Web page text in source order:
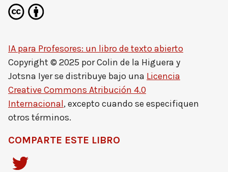
IA para Profesores: un libro de texto abierto
Copyright © 2025 porColin de la Higuera y
Jotsna Iyerse distribuye bajo una Licencia
Creative Commons Atribución 4.0
Internacional, excepto cuando se especifiquen
otros términos.
COMPARTE ESTE LIBRO